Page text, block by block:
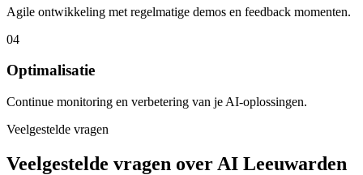
Agile ontwikkeling met regelmatige demos en feedback momenten.
04
Optimalisatie
Continue monitoring en verbetering van je AI-oplossingen.
Veelgestelde vragen
Veelgestelde vragen over AI Leeuwarden